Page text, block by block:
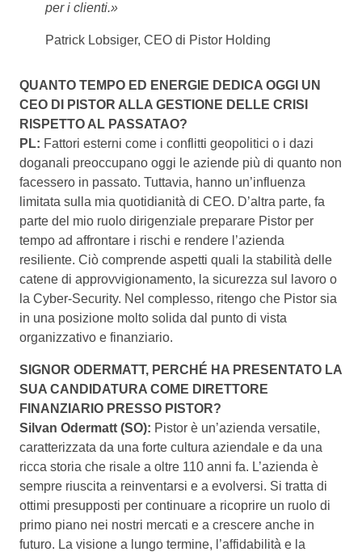
per i clienti.»
Patrick Lobsiger, CEO di Pistor Holding
QUANTO TEMPO ED ENERGIE DEDICA OGGI UN
CEO DI PISTOR ALLA GESTIONE DELLE CRISI
RISPETTO AL PASSATAO?
PL: Fattori esterni come i conflitti geopolitici o i dazi
doganali preoccupano oggi le aziende più di quanto non
facessero in passato. Tuttavia, hanno un’influenza
limitata sulla mia quotidianità di CEO. D’altra parte, fa
parte del mio ruolo dirigenziale preparare Pistor per
tempo ad affrontare i rischi e rendere l’azienda
resiliente. Ciò comprende aspetti quali la stabilità delle
catene di approvvigionamento, la sicurezza sul lavoro o
la Cyber-Security. Nel complesso, ritengo che Pistor sia
in una posizione molto solida dal punto di vista
organizzativo e finanziario.
SIGNOR ODERMATT, PERCHÉ HA PRESENTATO LA
SUA CANDIDATURA COME DIRETTORE
FINANZIARIO PRESSO PISTOR?
Silvan Odermatt (SO): Pistor è un’azienda versatile,
caratterizzata da una forte cultura aziendale e da una
ricca storia che risale a oltre 110 anni fa. L’azienda è
sempre riuscita a reinventarsi e a evolversi. Si tratta di
ottimi presupposti per continuare a ricoprire un ruolo di
primo piano nei nostri mercati e a crescere anche in
futuro. La visione a lungo termine, l’affidabilità e la